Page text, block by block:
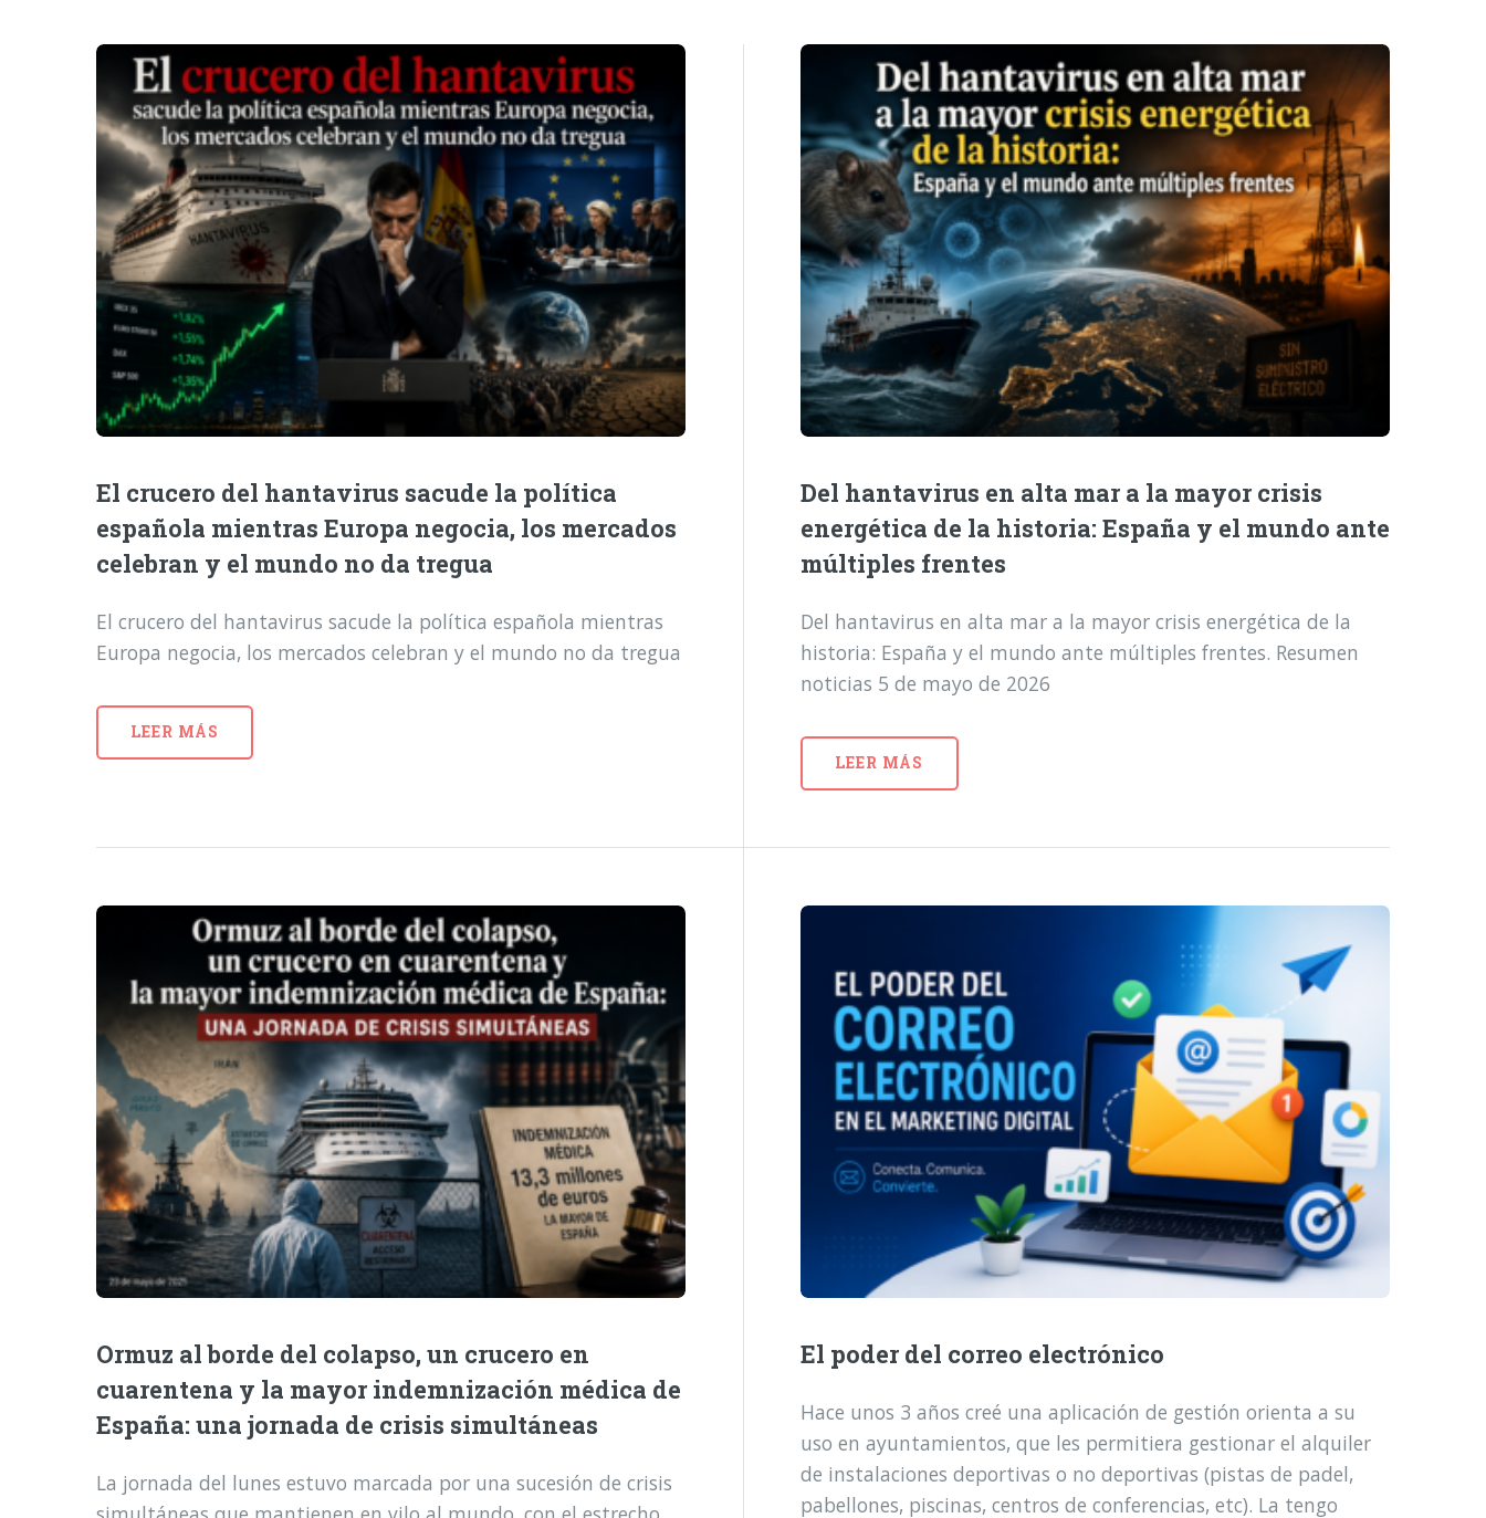
El crucero del hantavirus sacude la política
española mientras Europa negocia, los mercados
celebran y el mundo no da tregua
El crucero del hantavirus sacude la política española mientras
Europa negocia, los mercados celebran y el mundo no da tregua
LEER MÁS
Del hantavirus en alta mar a la mayor crisis
energética de la historia: España y el mundo ante
múltiples frentes
Del hantavirus en alta mar a la mayor crisis energética de la
historia: España y el mundo ante múltiples frentes. Resumen
noticias 5 de mayo de 2026
LEER MÁS
Ormuz al borde del colapso, un crucero en
cuarentena y la mayor indemnización médica de
España: una jornada de crisis simultáneas
La jornada del lunes estuvo marcada por una sucesión de crisis
El poder del correo electrónico
Hace unos 3 años creé una aplicación de gestión orienta a su
uso en ayuntamientos, que les permitiera gestionar el alquiler
de instalaciones deportivas o no deportivas (pistas de padel,
pabellones, piscinas, centros de conferencias, etc). La tengo